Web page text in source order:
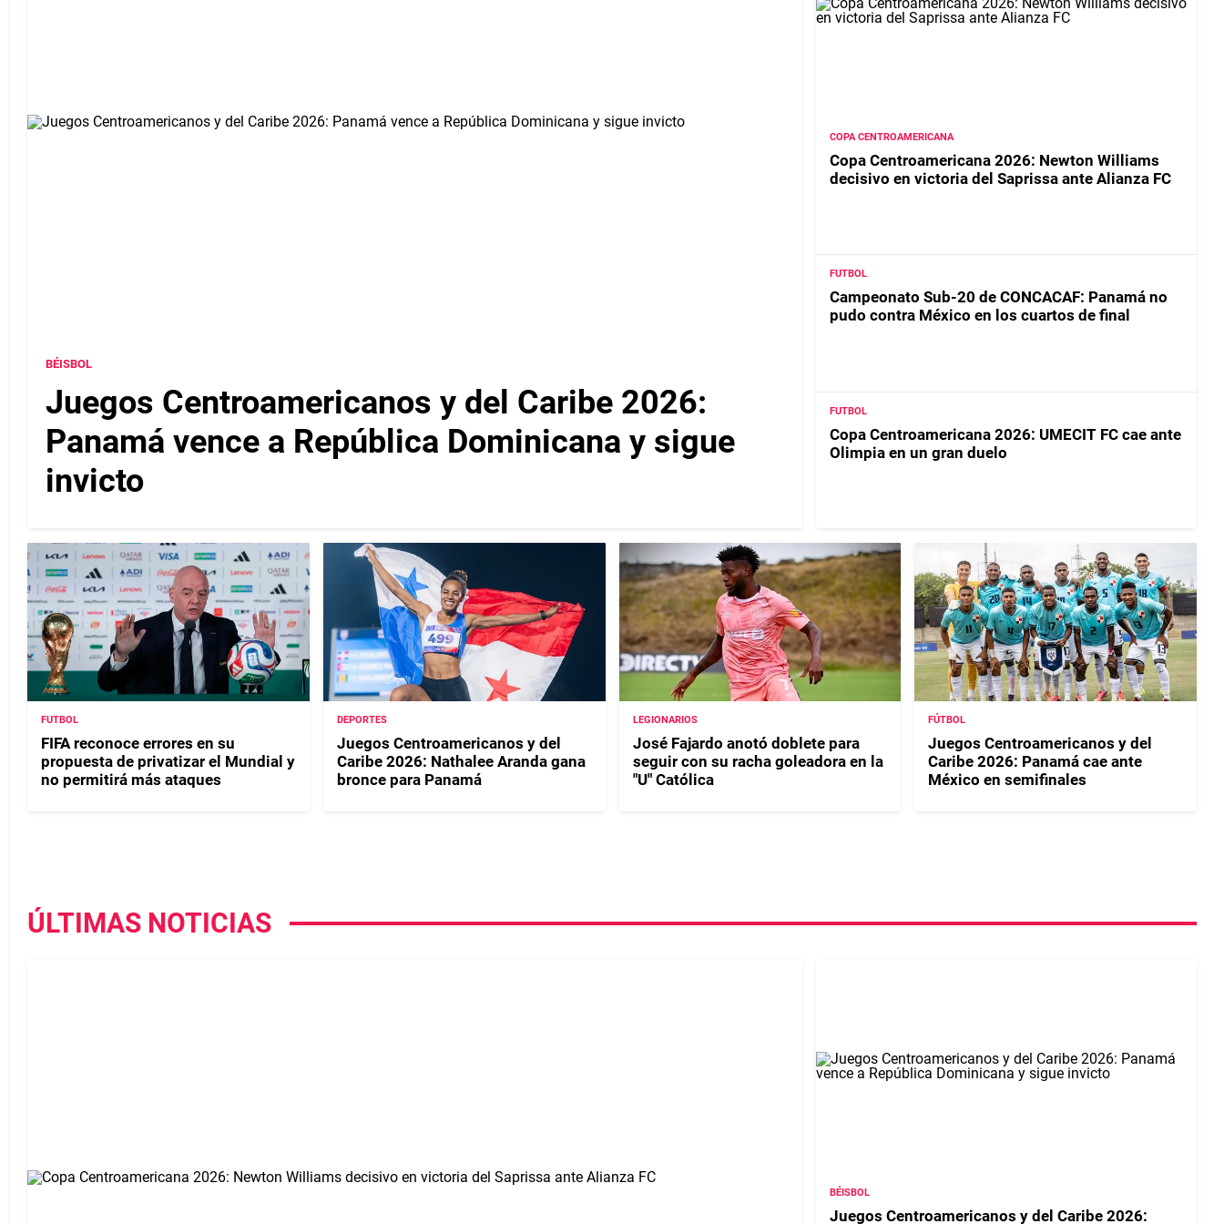
BÉISBOL
Juegos Centroamericanos y del Caribe 2026:
Panamá vence a República Dominicana y sigue
invicto
COPA CENTROAMERICANA
Copa Centroamericana 2026: Newton Williams
decisivo en victoria del Saprissa ante Alianza FC
FUTBOL
Campeonato Sub-20 de CONCACAF: Panamá no
pudo contra México en los cuartos de final
FUTBOL
Copa Centroamericana 2026: UMECIT FC cae ante
Olimpia en un gran duelo
FUTBOL
FIFA reconoce errores en su
propuesta de privatizar el Mundial y
no permitirá más ataques
DEPORTES
Juegos Centroamericanos y del
Caribe 2026: Nathalee Aranda gana
bronce para Panamá
LEGIONARIOS
José Fajardo anotó doblete para
seguir con su racha goleadora en la
"U" Católica
FÚTBOL
Juegos Centroamericanos y del
Caribe 2026: Panamá cae ante
México en semifinales
ÚLTIMAS NOTICIAS
BÉISBOL
Juegos Centroamericanos y del Caribe 2026: